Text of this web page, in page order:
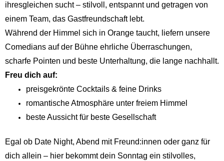
ihresgleichen sucht – stilvoll, entspannt und getragen von
einem Team, das Gastfreundschaft lebt.
Während der Himmel sich in Orange taucht, liefern unsere
Comedians auf der Bühne ehrliche Überraschungen,
scharfe Pointen und beste Unterhaltung, die lange nachhallt.
Freu dich auf:
preisgekrönte Cocktails & feine Drinks
romantische Atmosphäre unter freiem Himmel
beste Aussicht für beste Gesellschaft
Egal ob Date Night, Abend mit Freund:innen oder ganz für
dich allein – hier bekommt dein Sonntag ein stilvolles,